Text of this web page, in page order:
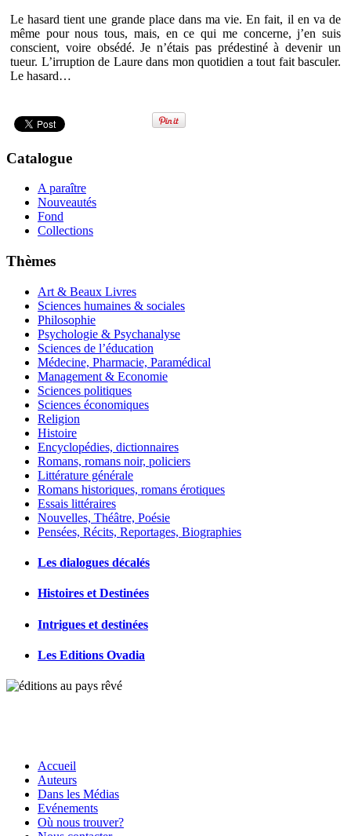
Le hasard tient une grande place dans ma vie. En fait, il en va de
même pour nous tous, mais, en ce qui me concerne, j’en suis
conscient, voire obsédé. Je n’étais pas prédestiné à devenir un
tueur. L’irruption de Laure dans mon quotidien a tout fait basculer.
Le hasard…
Catalogue
A paraître
Nouveautés
Fond
Collections
Thèmes
Art & Beaux Livres
Sciences humaines & sociales
Philosophie
Psychologie & Psychanalyse
Sciences de l’éducation
Médecine, Pharmacie, Paramédical
Management & Economie
Sciences politiques
Sciences économiques
Religion
Histoire
Encyclopédies, dictionnaires
Romans, romans noir, policiers
Littérature générale
Romans historiques, romans érotiques
Essais littéraires
Nouvelles, Théâtre, Poésie
Pensées, Récits, Reportages, Biographies
Les dialogues décalés
Histoires et Destinées
Intrigues et destinées
Les Editions Ovadia
Accueil
Auteurs
Dans les Médias
Evénements
Où nous trouver?